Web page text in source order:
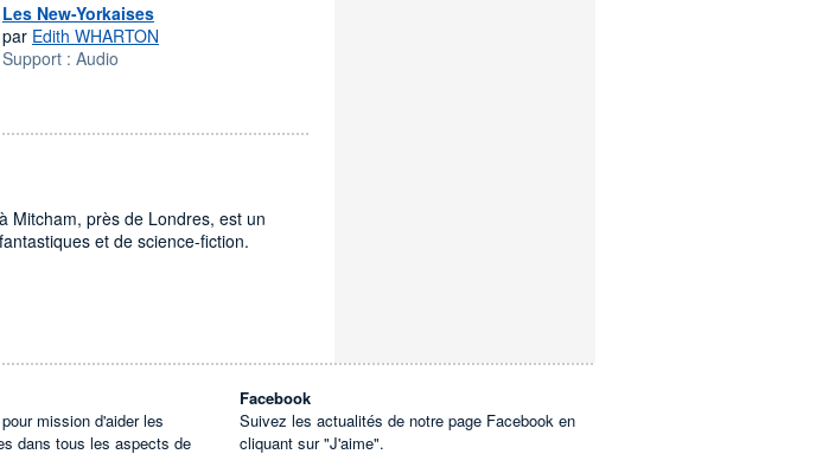
Les New-Yorkaises
par Edith WHARTON
Support : Audio
Mitcham, près de Londres, est un
et de science-fiction.
mission d'aider les
dans tous les aspects de
Facebook
Suivez les actualités de notre page Facebook en
cliquant sur "J'aime".